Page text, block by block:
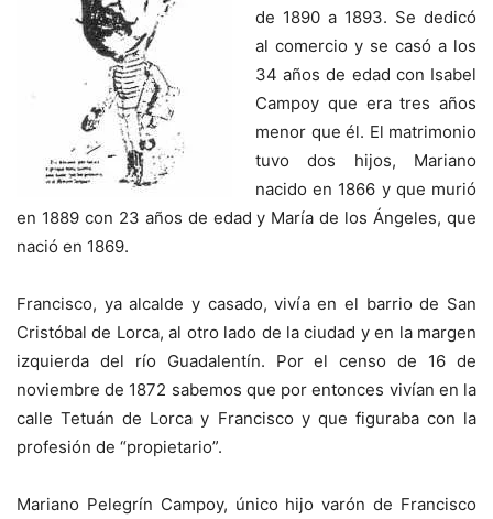
de 1890 a 1893. Se dedicó
al comercio y se casó a los
34 años de edad con Isabel
Campoy que era tres años
menor que él. El matrimonio
tuvo dos hijos, Mariano
nacido en 1866 y que murió
en 1889 con 23 años de edad y María de los Ángeles, que
nació en 1869.
Francisco, ya alcalde y casado, vivía en el barrio de San
Cristóbal de Lorca, al otro lado de la ciudad y en la margen
izquierda del río Guadalentín. Por el censo de 16 de
noviembre de 1872 sabemos que por entonces vivían en la
calle Tetuán de Lorca y Francisco y que figuraba con la
profesión de “propietario”.
Mariano Pelegrín Campoy, único hijo varón de Francisco